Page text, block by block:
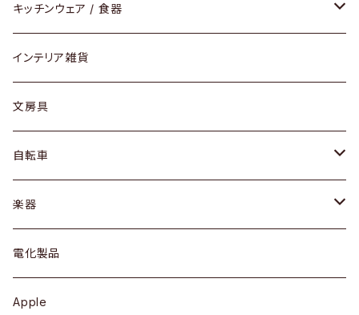
ダイニングセット / ダイニングテーブル
ローテーブル / サイドテーブル
デスク / コンソール
ドレッサー
シェルフ
キュリオケース / 飾り棚
カップボード / 食器棚
テーブルランプ / デスクスタンド
フロアライト
アクセサリー
リング
ピアス / イヤリング
財布
バッグ
アウター
トップス
ワンピース
ボトムス
キッチンウェア / 食器
グラス / タンブラー
カップ / マグ
プレート / ボウル
カトラリー
ケトル / ティーポット
鍋 / フライパン
インテリア雑貨
文房具
自転車
dahon
楽器
ギター
ベース
電化製品
Apple